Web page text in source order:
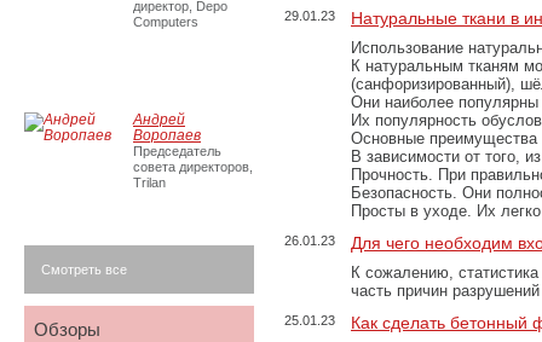
29.01.23 Натуральные ткани в
Использование
К натуральным тканям
(санфоризированный),
Они наиболее популярны
Их популярность
Основные преимущества
В зависимости от того,
Прочность. При
Безопасность. Они
Просты в уходе. Их
26.01.23 Для чего необходим
К сожалению,
часть причин
25.01.23 Как сделать бетонный
директор, Depo
Computers
Андрей
Воропаев
Председатель
совета директоров,
Trilan
Смотреть все
Обзоры